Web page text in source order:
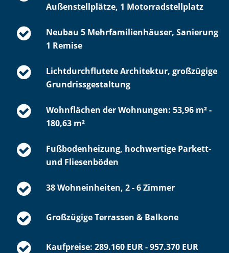
Außenstellplätze, 1 Motorradstellplatz
Neubau 5 Mehrfamilienhäuser, Sanierung
1 Remise
Lichtdurchflutete Architektur, großzügige
Grundrissgestaltung
Wohnflächen der Wohnungen: 53,96 m² -
180,63 m²
Fußbodenheizung, hochwertige Parkett-
und Fliesenböden
38 Wohneinheiten, 2 - 6 Zimmer
Großzügige Terrassen & Balkone
Kaufpreise: 289.160 EUR - 957.370 EUR